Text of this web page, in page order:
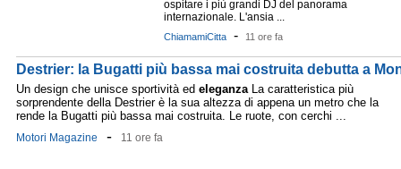
ospitare i più grandi DJ del panorama
internazionale. L'ansia ...
ChiamamiCitta - 11 ore fa
Destrier: la Bugatti più bassa mai costruita debutta a
Un design che unisce sportività ed eleganzaLa caratteristica più
sorprendente della Destrier è la sua altezza di appena un metro che la
rende la Bugatti più bassa mai costruita. Le ruote, con cerchi ...
Motori Magazine - 11 ore fa